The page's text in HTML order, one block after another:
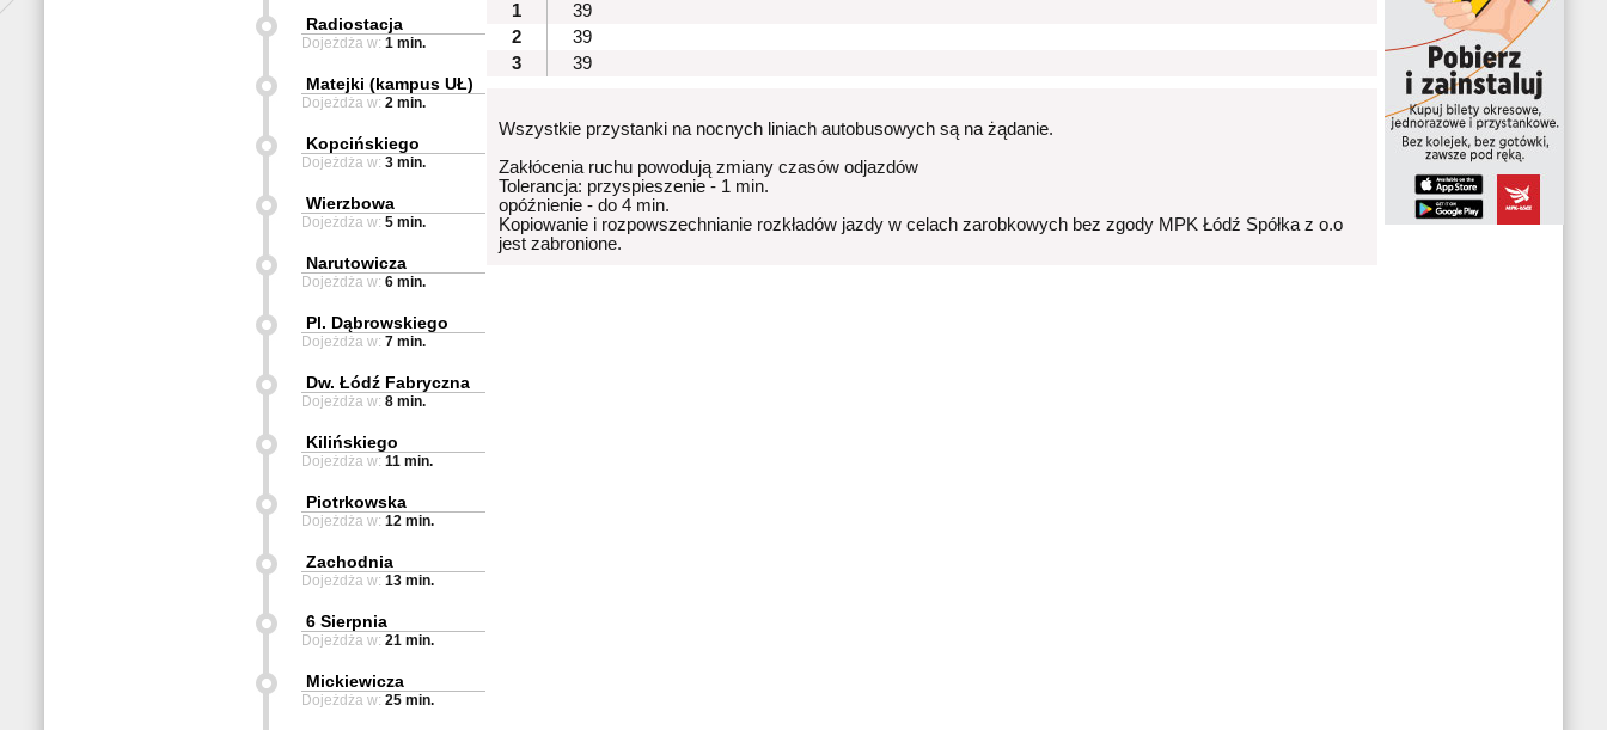
1
39
2
39
3
39
Wszystkie przystanki na nocnych liniach autobusowych są na żądanie.
Zakłócenia ruchu powodują zmiany czasów odjazdów
Tolerancja: przyspieszenie - 1 min.
opóźnienie - do 4 min.
Kopiowanie i rozpowszechnianie rozkładów jazdy w celach zarobkowych bez zgody MPK Łódź Spółka z o.o
jest zabronione.
Radiostacja
Dojeżdża w: 1 min.
Matejki (kampus UŁ)
Dojeżdża w: 2 min.
Kopcińskiego
Dojeżdża w: 3 min.
Wierzbowa
Dojeżdża w: 5 min.
Narutowicza
Dojeżdża w: 6 min.
Pl. Dąbrowskiego
Dojeżdża w: 7 min.
Dw. Łódź Fabryczna
Dojeżdża w: 8 min.
Kilińskiego
Dojeżdża w: 11 min.
Piotrkowska
Dojeżdża w: 12 min.
Zachodnia
Dojeżdża w: 13 min.
6 Sierpnia
Dojeżdża w: 21 min.
Mickiewicza
Dojeżdża w: 25 min.